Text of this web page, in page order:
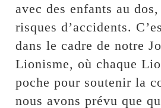
avec des enfants au
risques d’accidents.
dans le cadre de notre
Lionisme, où chaque
poche pour soutenir la
nous avons prévu que